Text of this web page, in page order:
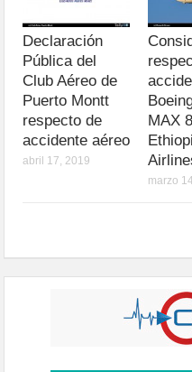
Declaración
Pública del
Club Aéreo de
Puerto Montt
respecto de
accidente aéreo
abril 17, 2019
MAX
marzo